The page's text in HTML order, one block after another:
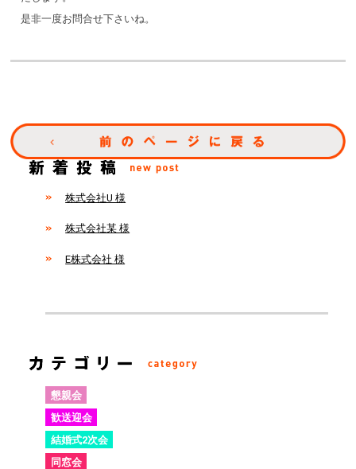
是非一度お問合せ下さいね。
株式会社U 様
株式会社某 様
E株式会社 様
懇親会
歓送迎会
結婚式2次会
同窓会